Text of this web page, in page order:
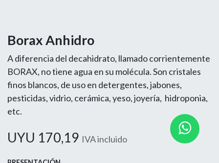
Borax Anhidro
A diferencia del decahidrato, llamado corrientemente
BORAX, no tiene agua en su molécula. Son cristales
finos blancos, de uso en detergentes, jabones,
pesticidas, vidrio, cerámica, yeso, joyería, hidroponia,
etc.
UYU 170,19 IVA incluido